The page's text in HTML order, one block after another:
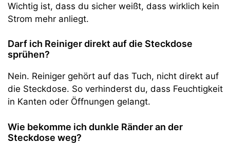
Wichtig ist, dass du sicher weißt, dass wirklich kein
Strom mehr anliegt.
Darf ich Reiniger direkt auf die Steckdose
sprühen?
Nein. Reiniger gehört auf das Tuch, nicht direkt auf
die Steckdose. So verhinderst du, dass Feuchtigkeit
in Kanten oder Öffnungen gelangt.
Wie bekomme ich dunkle Ränder an der
Steckdose weg?